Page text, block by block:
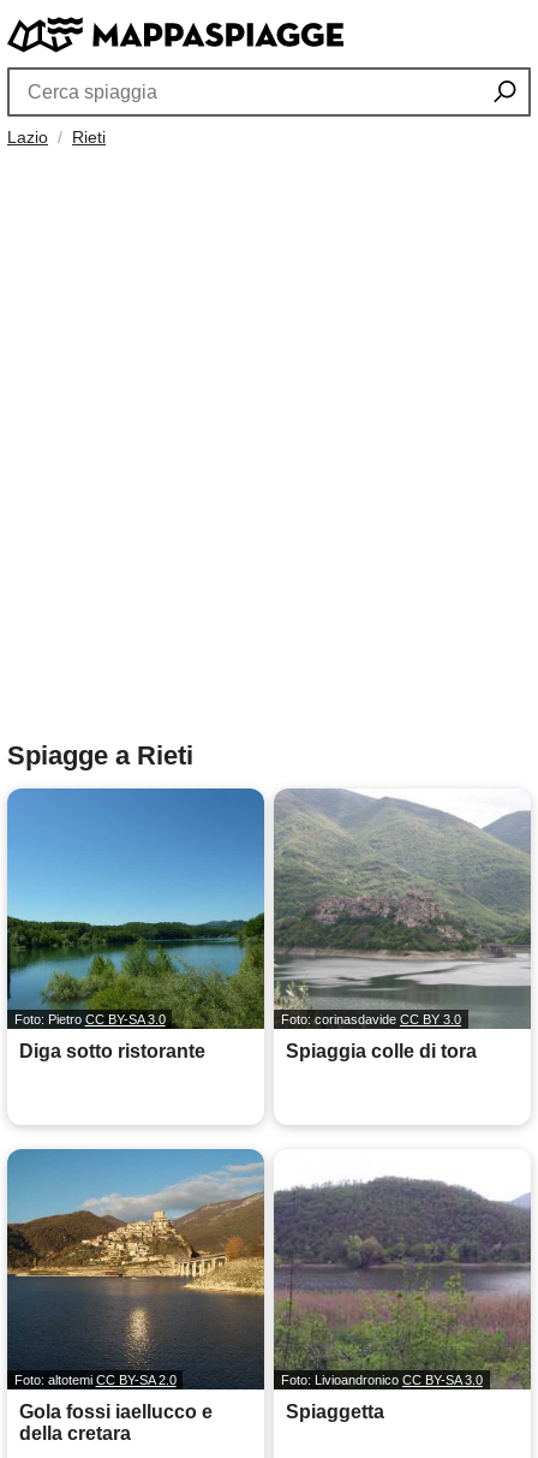
Lazio Rieti
Spiagge a Rieti
Foto: Pietro CC BY-SA 3.0
Diga sotto ristorante
Foto: corinasdavide CC BY 3.0
Spiaggia colle di tora
Foto: altotemi CC BY-SA 2.0
Gola fossi iaellucco e
della cretara
Foto: Livioandronico CC BY-SA 3.0
Spiaggetta